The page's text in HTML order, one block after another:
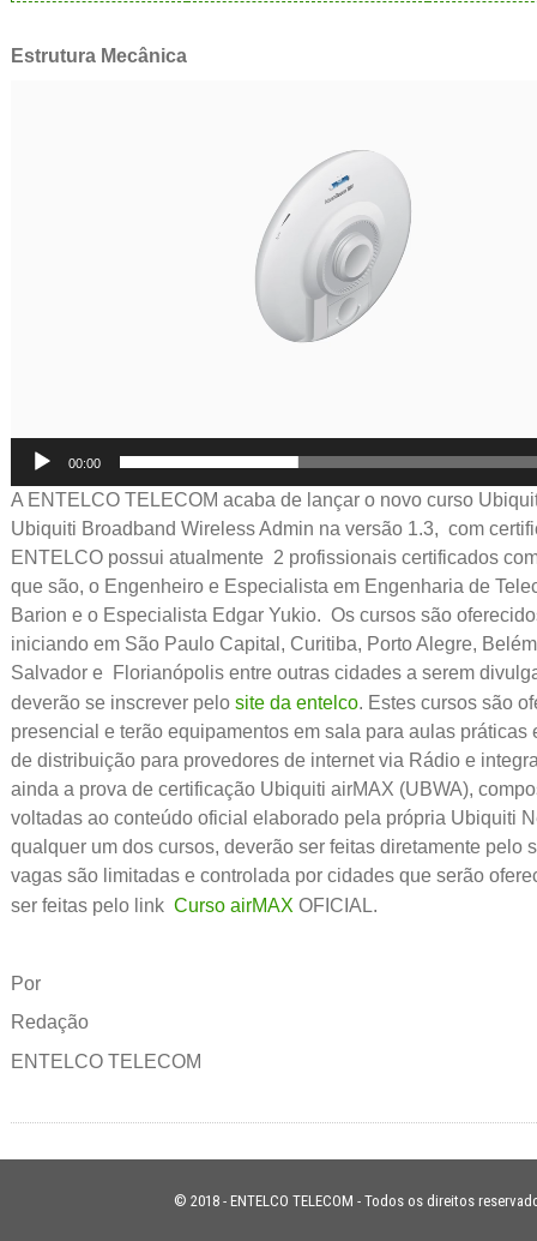
Estrutura Mecânica
00:00
A ENTELCO TELECOM acaba de lançar o novo curso
Ubiquiti Broadband Wireless Admin na versão 1.3, com
ENTELCO possui atualmente 2 profissionais certificados
que são, o Engenheiro e Especialista em Engenharia de
Barion e o Especialista Edgar Yukio. Os cursos são
iniciando em São Paulo Capital, Curitiba, Porto Alegre,
Salvador e Florianópolis entre outras cidades a serem
deverão se inscrever pelosite da entelco. Estes cursos são
presencial e terão equipamentos em sala para aulas
de distribuição para provedores de internet via Rádio e
ainda a prova de certificação Ubiquiti airMAX (UBWA),
voltadas ao conteúdo oficial elaborado pela própria Ubiquiti
qualquer um dos cursos, deverão ser feitas diretamente pelo
vagas são limitadas e controlada por cidades que serão
ser feitas pelo linkCurso airMAX OFICIAL.
Por
Redação
ENTELCO TELECOM
© 2018 - ENTELCO TELECOM - Todos os direitos